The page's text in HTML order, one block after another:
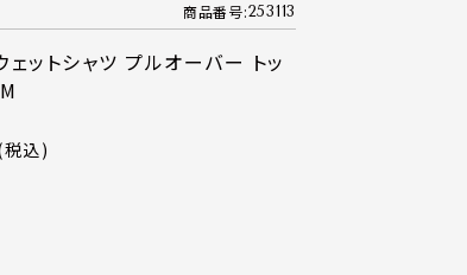
商品番号 253113
ットシャツ プルオーバー トッ
税込